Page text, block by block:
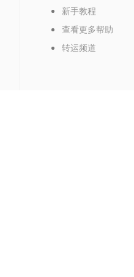
新手教程
查看更多帮助
转运频道